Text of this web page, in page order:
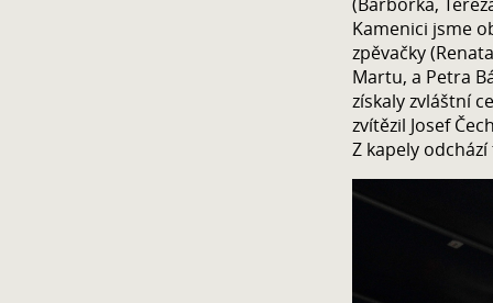
Kamenici jsme
zpěvačky
Martu, a Petra
získaly zvláštní
zvítězil Josef
Z kapely